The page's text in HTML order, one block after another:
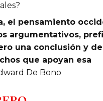
el pensamiento
argumentativos,
una conclusión y
que apoyan esa
De Bono